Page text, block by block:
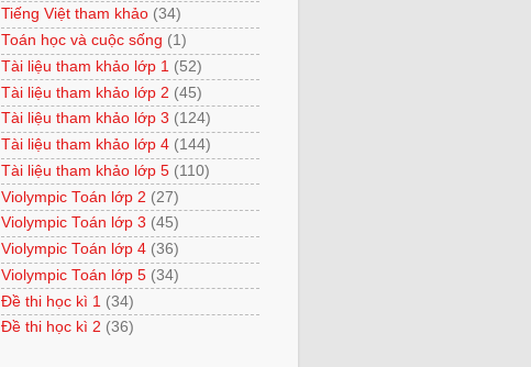
Tiếng Việt tham khảo (34)
Toán học và cuộc sống (1)
Tài liệu tham khảo lớp 1 (52)
Tài liệu tham khảo lớp 2 (45)
Tài liệu tham khảo lớp 3 (124)
Tài liệu tham khảo lớp 4 (144)
Tài liệu tham khảo lớp 5 (110)
Violympic Toán lớp 2 (27)
Violympic Toán lớp 3 (45)
Violympic Toán lớp 4 (36)
Violympic Toán lớp 5 (34)
Đề thi học kì 1 (34)
Đề thi học kì 2 (36)